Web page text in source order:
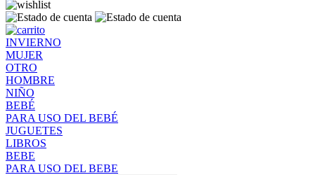
INVIERNO
MUJER
OTRO
HOMBRE
NIÑO
BEBÉ
PARA USO DEL BEBÉ
JUGUETES
LIBROS
BEBE
PARA USO DEL BEBE